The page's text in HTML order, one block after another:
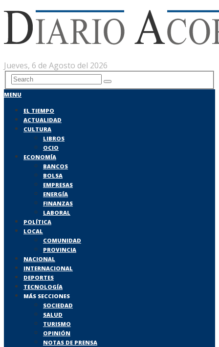
Jueves, 6 de Agosto del 2026
MENU
EL TIEMPO
ACTUALIDAD
CULTURA
LIBROS
OCIO
ECONOMÍA
BANCOS
BOLSA
EMPRESAS
ENERGÍA
FINANZAS
LABORAL
POLÍTICA
LOCAL
COMUNIDAD
PROVINCIA
NACIONAL
INTERNACIONAL
DEPORTES
TECNOLOGÍA
MÁS SECCIONES
SOCIEDAD
SALUD
TURISMO
OPINIÓN
NOTAS DE PRENSA